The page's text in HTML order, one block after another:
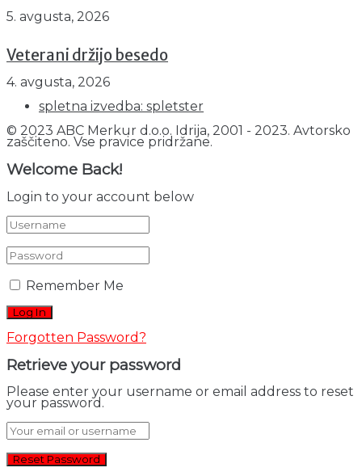
5. avgusta, 2026
Veterani držijo besedo
4. avgusta, 2026
spletna izvedba: spletster
© 2023 ABC Merkur d.o.o. Idrija, 2001 - 2023. Avtorsko
zaščiteno. Vse pravice pridržane.
Welcome Back!
Login to your account below
Remember Me
Forgotten Password?
Retrieve your password
Please enter your username or email address to reset
your password.